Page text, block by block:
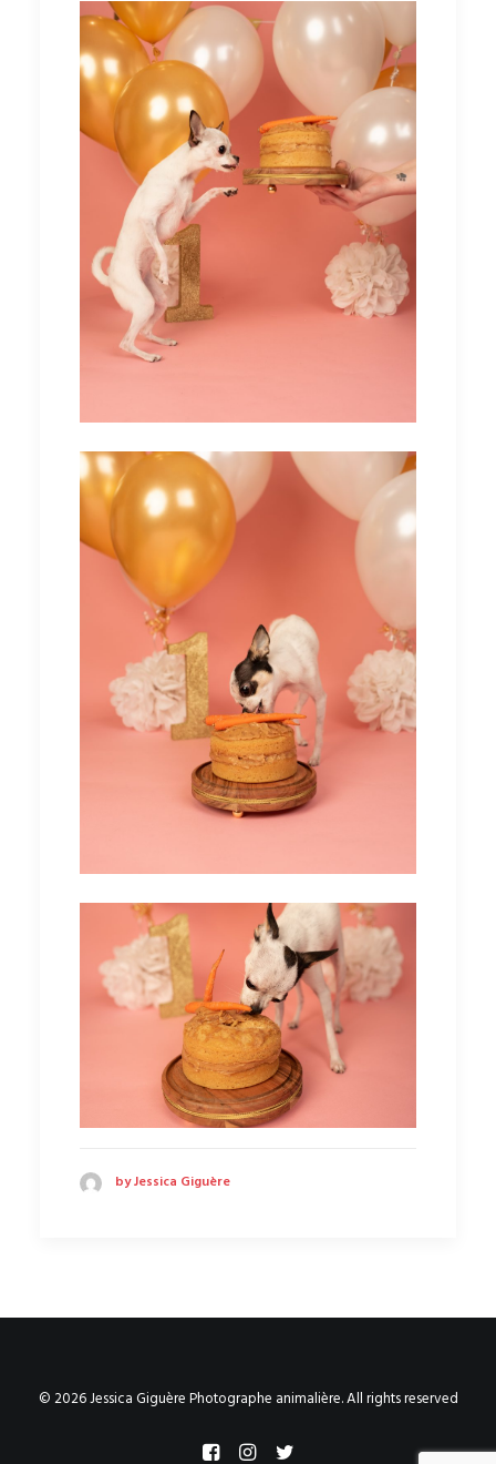
by Jessica Giguère
© 2026 Jessica Giguère Photographe animalière. All rights reserved